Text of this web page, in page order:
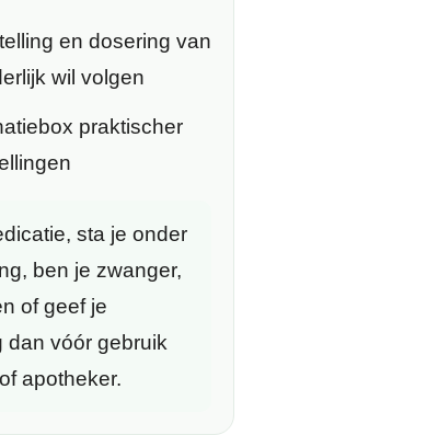
en dosering van
wil volgen
praktischer
sta je onder
ben je zwanger,
of geef je
dan vóór gebruik
apotheker.